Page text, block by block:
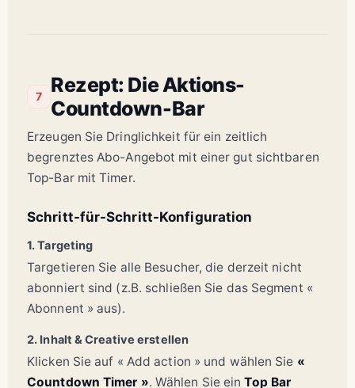
7
Rezept: Die Aktions-
Countdown-Bar
Erzeugen Sie Dringlichkeit für ein zeitlich
begrenztes Abo-Angebot mit einer gut sichtbaren
Top-Bar mit Timer.
Schritt-für-Schritt-Konfiguration
1. Targeting
Targetieren Sie alle Besucher, die derzeit nicht
abonniert sind (z.B. schließen Sie das Segment «
Abonnent » aus).
2. Inhalt & Creative erstellen
Klicken Sie auf « Add action » und wählen Sie «
Countdown Timer ». Wählen Sie einTop Bar